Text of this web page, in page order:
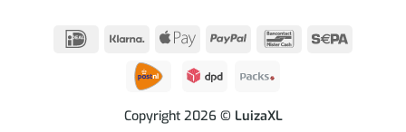
IDeal Klarna
Apple
PayPal Bancontact
Copyright 2026 © LuizaXL